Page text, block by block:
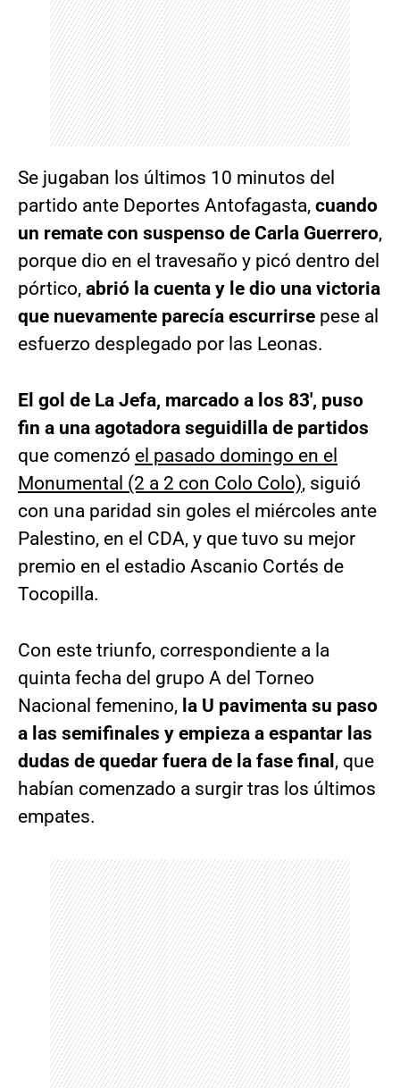
Se jugaban los últimos 10 minutos del
partido ante Deportes Antofagasta, cuando
un remate con suspenso de Carla Guerrero,
porque dio en el travesaño y picó dentro del
pórtico, abrió la cuenta y le dio una victoria
que nuevamente parecía escurrirse pese al
esfuerzo desplegado por las Leonas.
El gol de La Jefa, marcado a los 83′, puso
fin a una agotadora seguidilla de partidos
que comenzó el pasado domingo en el
Monumental (2 a 2 con Colo Colo), siguió
con una paridad sin goles el miércoles ante
Palestino, en el CDA, y que tuvo su mejor
premio en el estadio Ascanio Cortés de
Tocopilla.
Con este triunfo, correspondiente a la
quinta fecha del grupo A del Torneo
Nacional femenino, la U pavimenta su paso
a las semifinales y empieza a espantar las
dudas de quedar fuera de la fase final , que
habían comenzado a surgir tras los últimos
empates.